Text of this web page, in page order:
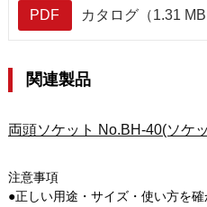
PDF カタログ（1.31 MB
関連製品
両頭ソケット No.BH-40(ソケ
注意事項
●正しい用途・サイズ・使い方を確